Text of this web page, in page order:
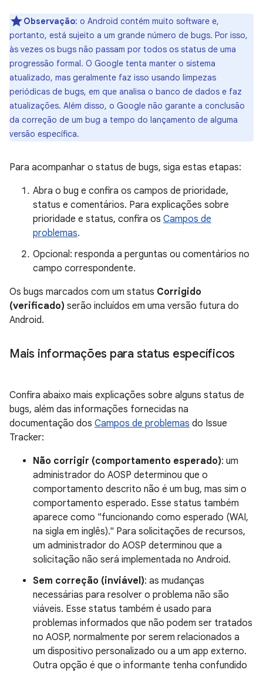
Observação: o Android contém muito software e,
portanto, está sujeito a um grande número de bugs. Por isso,
às vezes os bugs não passam por todos os status de uma
progressão formal. O Google tenta manter o sistema
atualizado, mas geralmente faz isso usando limpezas
periódicas de bugs, em que analisa o banco de dados e faz
atualizações. Além disso, o Google não garante a conclusão
da correção de um bug a tempo do lançamento de alguma
versão específica.
Para acompanhar o status de bugs, siga estas etapas:
Abra o bug e confira os campos de prioridade,
status e comentários. Para explicações sobre
prioridade e status, confira os Campos de
problemas.
Opcional: responda a perguntas ou comentários no
campo correspondente.
Os bugs marcados com um status Corrigido
(verificado) serão incluídos em uma versão futura do
Android.
Mais informações para status específicos
Confira abaixo mais explicações sobre alguns status de
bugs, além das informações fornecidas na
documentação dos Campos de problemas do Issue
Tracker:
Não corrigir (comportamento esperado): um
administrador do AOSP determinou que o
comportamento descrito não é um bug, mas sim o
comportamento esperado. Esse status também
aparece como "funcionando como esperado (WAI,
na sigla em inglês)." Para solicitações de recursos,
um administrador do AOSP determinou que a
solicitação não será implementada no Android.
Sem correção (inviável): as mudanças
necessárias para resolver o problema não são
viáveis. Esse status também é usado para
problemas informados que não podem ser tratados
no AOSP, normalmente por serem relacionados a
um dispositivo personalizado ou a um app externo.
Outra opção é que o informante tenha confundido